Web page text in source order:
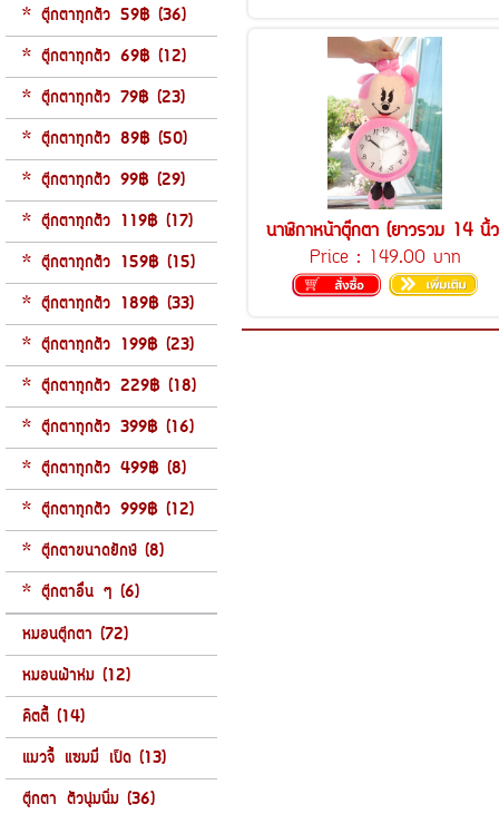
* ตุ๊กตาทุกตัว 59฿ (36)
* ตุ๊กตาทุกตัว 69฿ (12)
* ตุ๊กตาทุกตัว 79฿ (23)
* ตุ๊กตาทุกตัว 89฿ (50)
* ตุ๊กตาทุกตัว 99฿ (29)
* ตุ๊กตาทุกตัว 119฿ (17)
* ตุ๊กตาทุกตัว 159฿ (15)
* ตุ๊กตาทุกตัว 189฿ (33)
* ตุ๊กตาทุกตัว 199฿ (23)
* ตุ๊กตาทุกตัว 229฿ (18)
* ตุ๊กตาทุกตัว 399฿ (16)
* ตุ๊กตาทุกตัว 499฿ (8)
* ตุ๊กตาทุกตัว 999฿ (12)
* ตุ๊กตาขนาดยักษ์ (8)
* ตุ๊กตาอื่น ๆ (6)
หมอนตุ๊กตา (72)
หมอนผ้าห่ม (12)
คิตตี้ (14)
แมวจี้ แซมมี่ เป็ด (13)
ตุ๊กตา ตัวนุ่มนิ่ม (36)
นาฬิกาหน้าตุ๊กตา (ยาวรวม 14 นิ้
Price : 149.00 บาท